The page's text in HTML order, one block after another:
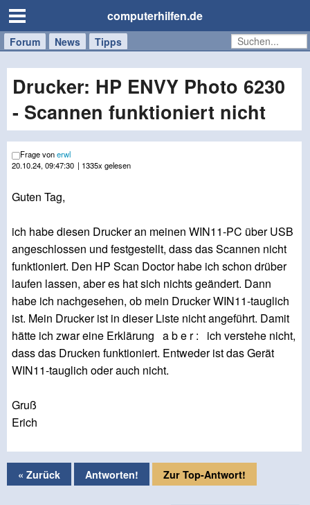
computerhilfen.de
Forum News Tipps
Handy
Tablet
Windows
Mac
Drucker: HP ENVY Photo 6230
- Scannen funktioniert nicht
Frage vonerwl
20.10.24, 09:47:30 | 1335x gelesen
Guten Tag,
ich habe diesen Drucker an meinen WIN11-PC über USB
angeschlossen und festgestellt, dass das Scannen nicht
funktioniert. Den HP Scan Doctor habe ich schon drüber
laufen lassen, aber es hat sich nichts geändert. Dann
habe ich nachgesehen, ob mein Drucker WIN11-tauglich
ist. Mein Drucker ist in dieser Liste nicht angeführt. Damit
hätte ich zwar eine Erklärung a b e r : ich verstehe nicht,
dass das Drucken funktioniert. Entweder ist das Gerät
WIN11-tauglich oder auch nicht.
Gruß
Erich
« Zurück Antworten! Zur Top-Antwort!